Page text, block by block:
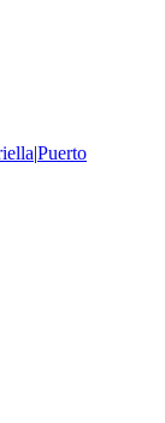
|Puerto